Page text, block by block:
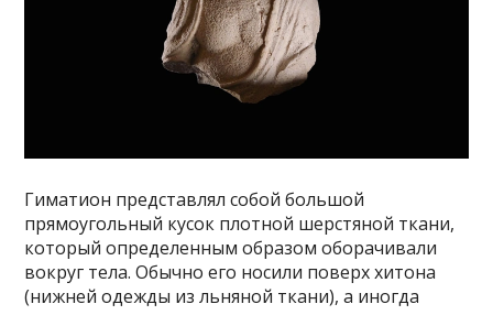
Гиматион представлял собой большой
прямоугольный кусок плотной шерстяной ткани,
который определенным образом оборачивали
вокруг тела. Обычно его носили поверх хитона
(нижней одежды из льняной ткани), а иногда